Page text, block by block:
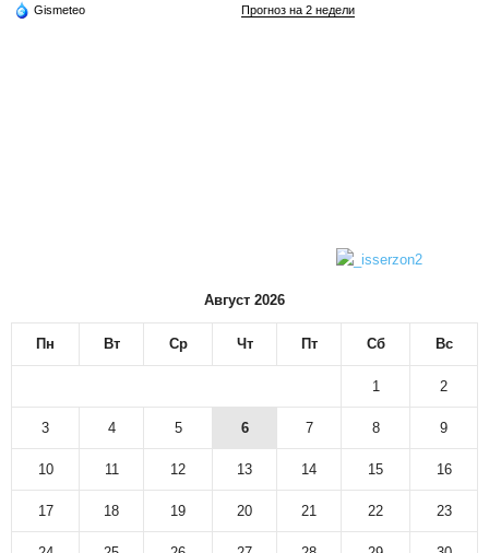
Gismeteo Прогноз на 2 недели
Август 2026
Пн Вт Ср Чт Пт Сб Вс
1 2
3 4 5 6 7 8 9
10 11 12 13 14 15 16
17 18 19 20 21 22 23